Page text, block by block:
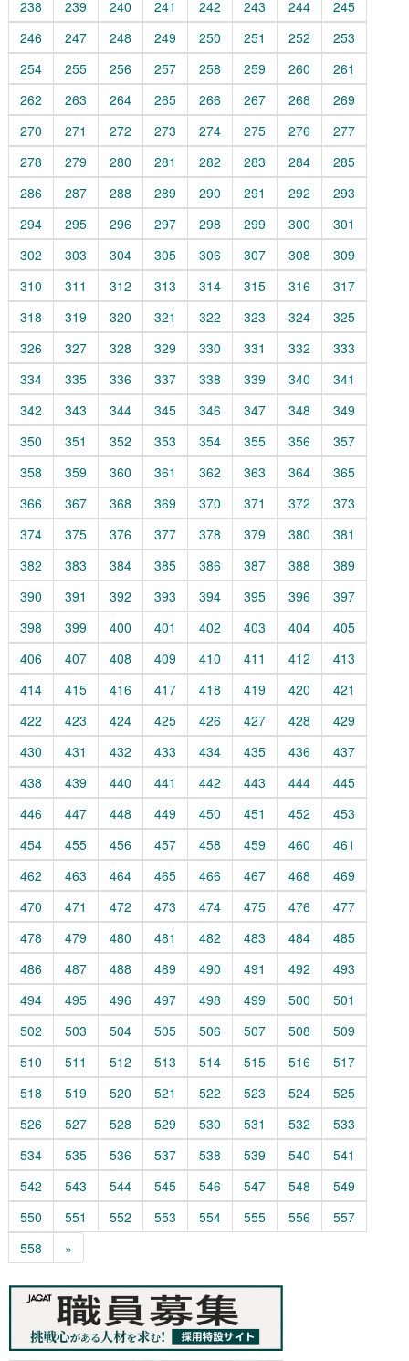
238 239 240 241 242 243 244
245
246
247 248 249 250 251 252
253
254
255 256 257 258 259 260
261
262
263 264 265 266 267 268
269
270
271 272 273 274 275 276
277
278
279 280 281 282 283 284
285
286
287 288 289 290 291 292
293
294
295 296 297 298 299 300
301
302
303 304 305 306 307 308
309
310
311 312 313 314 315 316
317
318
319 320 321 322 323 324
325
326
327 328 329 330 331 332
333
334
335 336 337 338 339 340
341
342
343 344 345 346 347 348
349
350
351 352 353 354 355 356
357
358
359 360 361 362 363 364
365
366
367 368 369 370 371 372
373
374
375 376 377 378 379 380
381
382
383 384 385 386 387 388
389
390
391 392 393 394 395 396
397
398
399 400 401 402 403 404
405
406
407 408 409 410 411 412
413
414
415 416 417 418 419 420
421
422
423 424 425 426 427 428
429
430
431 432 433 434 435 436
437
438
439 440 441 442 443 444
445
446
447 448 449 450 451 452
453
454
455 456 457 458 459 460
461
462
463 464 465 466 467 468
469
470
471 472 473 474 475 476
477
478
479 480 481 482 483 484
485
486
487 488 489 490 491 492
493
494
495 496 497 498 499 500
501
502
503 504 505 506 507 508
509
510
511 512 513 514 515 516
517
518
519 520 521 522 523 524
525
526
527 528 529 530 531 532
533
534
535 536 537 538 539 540
541
542
543 544 545 546 547 548
549
550
551 552 553 554 555 556
557
558
»